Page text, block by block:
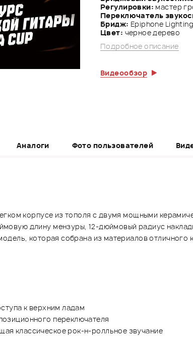
Регулировки: мастер
Переключатель
Бридж: Epiphone
Цвет: черное дерево
Подробное описание
Видеообзор
Аналоги Фото пользователей
корпусе из тополя с двумя мощными
длину мензуры, 12-дюймовый радиус
которая собрана из материалов отличного
к верхним ладам
переключателя
классическое рок-н-ролльное звучание